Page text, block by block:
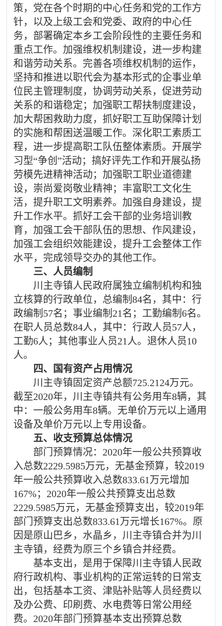
策，党在各个时期的中心任务和党的工作方
针，以及上级工会和党委、政府的中心任
务，部署确定本乡工会阶段性的主要任务和
重点工作。加强维权机制建设，进一步构建
和谐劳动关系。完善各项维权机制的运作，
坚持和推进以职代会为基本形式的企事业单
位民主管理制度，协调劳动关系，促进劳动
关系的和谐稳定；加强职工帮扶制度建设，
加大帮困救助力度，抓好职工互助保障计划
的实施和帮困送温暖工作。深化职工素质工
程，进一步提高职工队伍整体素质。开展学
习型“争创”活动；搞好评先工作和开展弘扬
劳模先进精神活动；加强职工职业道德建
设，崇尚爱岗敬业精神；丰富职工文化生
活，提升职工文明素养。加强自身建设，提
升工作水平。抓好工会干部的业务培训教
育，加强工会干部队伍的思想、作风建设，
加强工会组织效能建设，提升工会整体工作
水平，完成领导交办的其他工作。
三、人员编制
川主寺镇人民政府属独立编制机构和独
立核算的行政单位，总编制84名，其中：行
政编制 57名；事业编制 21名；工勤编制6名。
在职人员总数84人，其中：行政人员57人，
工勤6人；其他事业人员21 人。退休人员10
人。
四、国有资产占用情况
川主寺镇固定资产总额725.2124万元。
截至2020年，川主寺镇共有公务用车8辆，其
中：一般公务用车8辆。无单价万元以上通用
设备及单价万元以上专用设备。
五、收支预算总体情况
部门预算情况： 2020年一般公共预算收
入总数2229.5985万元，无基金预算，较2019
年一般公共预算收入总数833.61万元增加
167%； 2020年一般公共预算支出总数
2229.5985万元，无基金预算支出，较2019年
部门预算支出总数833.61万元增长167%。 原
因是原山巴乡，水晶乡，川主寺镇合并为川
主寺镇，经费为原三个乡镇合并经费。
基本支出，是用于保障川主寺镇人民政
府行政机构、事业机构的正常运转的日常支
出，包括基本工资、津贴补贴等人员经费以
及办公费、印刷费、水电费等日常公用经
费。 2020年部门预算基本支出预算总数